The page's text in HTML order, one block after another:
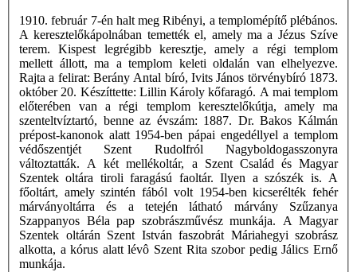
1910. február 7-én halt meg Ribényi, a templomépítő plébános.
A keresztelőkápolnában temették el, amely ma a Jézus Szíve
terem. Kispest legrégibb keresztje, amely a régi templom
mellett állott, ma a templom keleti oldalán van elhelyezve.
Rajta a felirat: Berány Antal bíró, Ivits János törvénybíró 1873.
október 20. Készíttette: Lillin Károly kőfaragó. A mai templom
előterében van a régi templom keresztelőkútja, amely ma
szenteltvíztartó, benne az évszám: 1887. Dr. Bakos Kálmán
prépost-kanonok alatt 1954-ben pápai engedéllyel a templom
védőszentjét Szent Rudolfról Nagyboldogasszonyra
változtatták. A két mellékoltár, a Szent Család és Magyar
Szentek oltára tiroli faragású faoltár. Ilyen a szószék is. A
főoltárt, amely szintén fából volt 1954-ben kicserélték fehér
márványoltárra és a tetején látható márvány Szűzanya
Szappanyos Béla pap szobrászművész munkája. A Magyar
Szentek oltárán Szent István faszobrát Máriahegyi szobrász
alkotta, a kórus alatt lévô Szent Rita szobor pedig Jálics Ernő
munkája.